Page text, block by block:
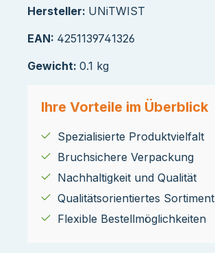
Hersteller: UNiTWIST
EAN: 4251139741326
Gewicht: 0.1 kg
Ihre Vorteile im Überblick
Spezialisierte Produktvielfalt
Bruchsichere Verpackung
Nachhaltigkeit und Qualität
Qualitätsorientiertes Sortiment
Flexible Bestellmöglichkeiten